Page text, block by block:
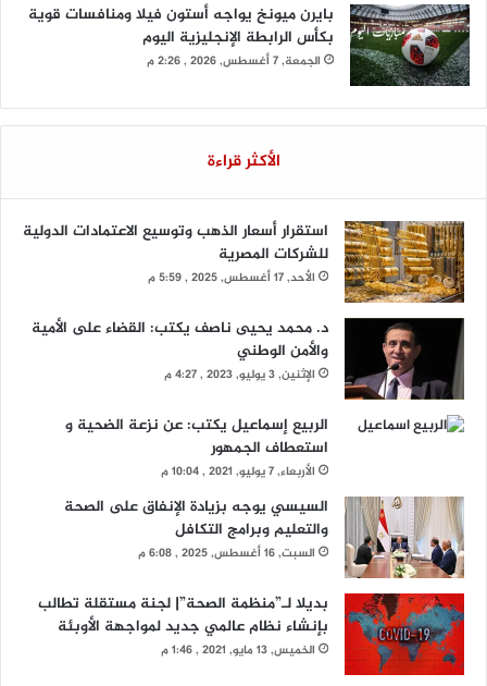
بايرن ميونخ يواجه أستون فيلا ومنافسات قوية
بكأس الرابطة الإنجليزية اليوم
الجمعة, 7 أغسطس, 2026 , 2:26 م
الأكثر قراءة
استقرار أسعار الذهب وتوسيع الاعتمادات الدولية
للشركات المصرية
الأحد, 17 أغسطس, 2025 , 5:59 م
د. محمد يحيى ناصف يكتب: القضاء على الأمية
والأمن الوطني
الإثنين, 3 يوليو, 2023 , 4:27 م
الربيع إسماعيل يكتب: عن نزعة الضحية و
استعطاف الجمهور
الأربعاء, 7 يوليو, 2021 , 10:04 م
السيسي يوجه بزيادة الإنفاق على الصحة
والتعليم وبرامج التكافل
السبت, 16 أغسطس, 2025 , 6:08 م
بديلا لـ”منظمة الصحة”| لجنة مستقلة تطالب
بإنشاء نظام عالمي جديد لمواجهة الأوبئة
الخميس, 13 مايو, 2021 , 1:46 م